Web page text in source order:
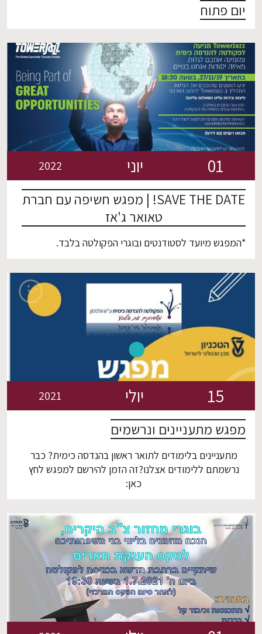
יום פתוח
01 יוני 2022
SAVE THE DATE! | מפגש חשיפה עם חברת
טאואר ג'אז
*המפגש מיועד לסטודנטים ובוגרי הפקולטה בלבד.
15 יולי 2021
מפגש מתעניינים ונרשמים
מתעניינים בלימודים לתואר ראשון בהנדסה כימית? כבר
נרשמתם ללימודים אצלנו?זה הזמן להירשם למפגש לחץ
כאן: